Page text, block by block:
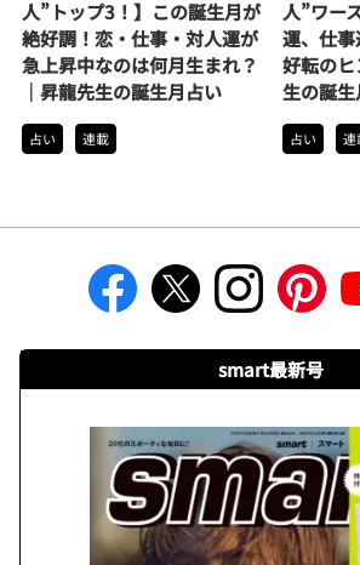
人”トップ3！】この誕生月が
絶好調！恋・仕事・対人運が
急上昇中なのは何月生まれ？
｜昇龍先生の誕生月占い
占い 連載
人”ワー
運、仕
好転の
生の誕
占い 連
smart最新号